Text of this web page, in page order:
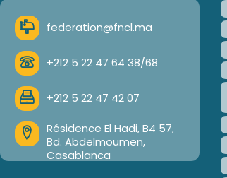
federation@fncl.ma
+212 5 22 47 64 38/68
+212 5 22 47 42 07
Résidence El Hadi, B4 57,
Bd. Abdelmoumen,
Casablanca